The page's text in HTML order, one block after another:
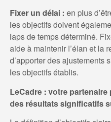
Fixer un délai : en plus
les objectifs doivent
laps de temps déterminé.
aide à maintenir l’élan et la
d’apporter des ajustements
les objectifs établis.
LeCadre : votre
des résultats significatifs